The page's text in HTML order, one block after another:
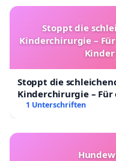
Stoppt die
Kinderchirurgie –
Stoppt die
Kinderchirurgie –
Kinder in Deutschland
1 Unterschriften